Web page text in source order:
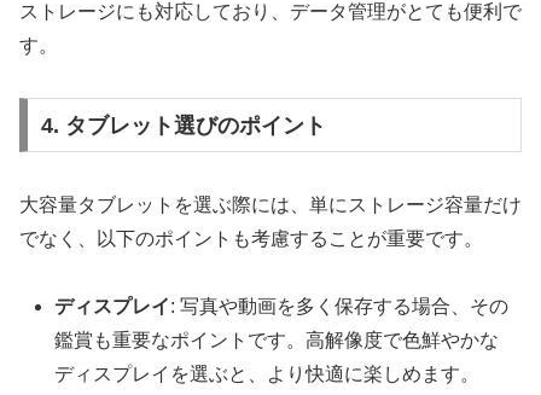
ストレージにも対応しており、データ管理がとても便利で
す。
4. タブレット選びのポイント
大容量タブレットを選ぶ際には、単にストレージ容量だけ
でなく、以下のポイントも考慮することが重要です。
ディスプレイ: 写真や動画を多く保存する場合、その
鑑賞も重要なポイントです。高解像度で色鮮やかな
ディスプレイを選ぶと、より快適に楽しめます。